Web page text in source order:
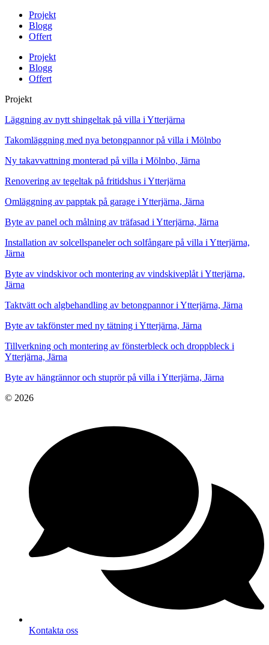
Projekt
Blogg
Offert
Projekt
Blogg
Offert
Projekt
Läggning av nytt shingeltak på villa i Ytterjärna
Takomläggning med nya betongpannor på villa i Mölnbo
Ny takavvattning monterad på villa i Mölnbo, Järna
Renovering av tegeltak på fritidshus i Ytterjärna
Omläggning av papptak på garage i Ytterjärna, Järna
Byte av panel och målning av träfasad i Ytterjärna, Järna
Installation av solcellspaneler och solfångare på villa i Ytterjärna,
Järna
Byte av vindskivor och montering av vindskiveplåt i Ytterjärna,
Järna
Taktvätt och algbehandling av betongpannor i Ytterjärna, Järna
Byte av takfönster med ny tätning i Ytterjärna, Järna
Tillverkning och montering av fönsterbleck och droppbleck i
Ytterjärna, Järna
Byte av hängrännor och stuprör på villa i Ytterjärna, Järna
© 2026
Kontakta oss